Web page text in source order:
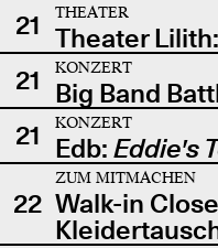
21
THEATER
Theater Lilith:
21
KONZERT
Big Band
21
KONZERT
Edb: Eddie's
22
ZUM MITMACHEN
Walk-in